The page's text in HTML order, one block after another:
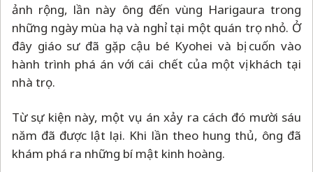
ảnh rộng, lần này ông đến vùng Harigaura trong
những ngày mùa hạ và nghỉ tại một quán trọ nhỏ. Ở
đây giáo sư đã gặp cậu bé Kyohei và bị cuốn vào
hành trình phá án với cái chết của một vị khách tại
nhà trọ.
Từ sự kiện này, một vụ án xảy ra cách đó mười sáu
năm đã được lật lại. Khi lần theo hung thủ, ông đã
khám phá ra những bí mật kinh hoàng.